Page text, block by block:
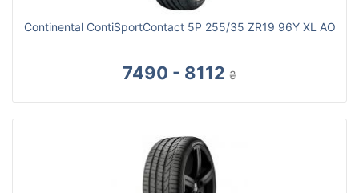
Continental ContiSportContact 5P 255/35 ZR19 96Y XL AO
7490 - 8112 ₴